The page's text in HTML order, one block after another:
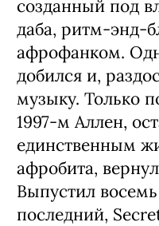
созданный под
даба, ритм-энд-
афрофанком.
добился и,
музыку. Только
1997-м Аллен,
единственным
афробита,
Выпустил
последний,